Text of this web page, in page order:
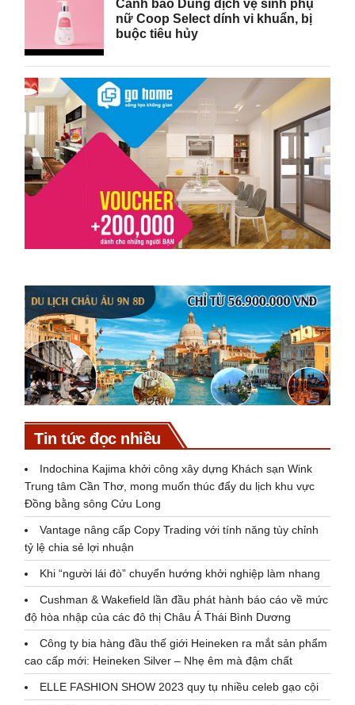
Cảnh báo Dung dịch vệ sinh phụ
nữ Coop Select dính vi khuẩn, bị
buộc tiêu hủy
Tin tức đọc nhiều
Indochina Kajima khởi công xây dựng Khách sạn Wink
Trung tâm Cần Thơ, mong muốn thúc đẩy du lịch khu vực
Đồng bằng sông Cửu Long
Vantage nâng cấp Copy Trading với tính năng tùy chỉnh
tỷ lệ chia sẻ lợi nhuận
Khi “người lái đò” chuyển hướng khởi nghiệp làm nhang
Cushman & Wakefield lần đầu phát hành báo cáo về mức
độ hòa nhập của các đô thị Châu Á Thái Bình Dương
Công ty bia hàng đầu thế giới Heineken ra mắt sản phẩm
cao cấp mới: Heineken Silver – Nhẹ êm mà đậm chất
ELLE FASHION SHOW 2023 quy tụ nhiều celeb gạo cội